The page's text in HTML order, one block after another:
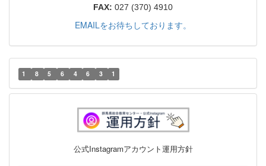
FAX: 027 (370) 4910
EMAILをお待ちしております。
1 8 5 6 4 6 3 1
公式Instagramアカウント運用方針